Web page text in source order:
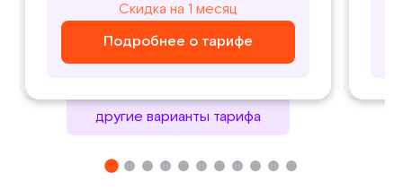
Скидка на 1 месяц
Подробнее о тарифе
Скидка на 1 месяц
Подробнее о тарифе
₽/ месяц
Подробнее о тарифе
₽/ месяц
Подробнее о тарифе
другие варианты тарифа